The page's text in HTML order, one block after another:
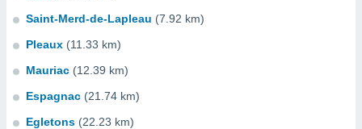
Saint-Merd-de-Lapleau (7.92 km)
Pleaux (11.33 km)
Mauriac (12.39 km)
Espagnac (21.74 km)
Egletons (22.23 km)